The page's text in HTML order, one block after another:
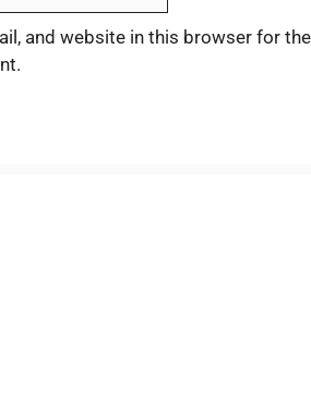
and website in this browser for the